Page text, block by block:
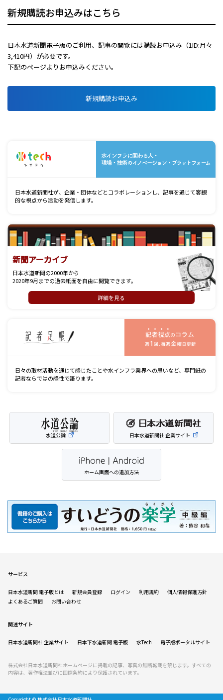
新規購読お申込みはこちら
日本水道新聞電子版のご利用、記事の閲覧には購読お申込み（1ID:月々
3,410円）が必要です。
下記のページよりお申込みください。
新規購読お申込み
日本水道新聞社が、企業・団体などとコラボレーションし、記事を通じて客観
的な視点から活動を発信します。
新聞アーカイブ
日本水道新聞の2000年から
2020年9月までの過去紙面を自由に閲覧できます。
詳細を見る
日々の取材活動を通じて感じたことや水インフラ業界への思いなど、専門紙の
記者ならではの感性で語ります。
水道公論 日本水道新聞社 企業サイト
ホーム画面への追加方法
サービス
日本水道新聞 電子版とは 新規会員登録 ログイン 利用規約
個人情報保護方針
よくあるご質問
お問い合わせ
関連サイト
日本水道新聞社 企業サイト 日本下水道新聞 電子版 水Tech 電子版ポータルサイト
株式会社日本水道新聞社ホームページに掲載の記事、写真の無断転載を禁じます。すべての
内容は、著作権法並びに国際条約により保護されています。